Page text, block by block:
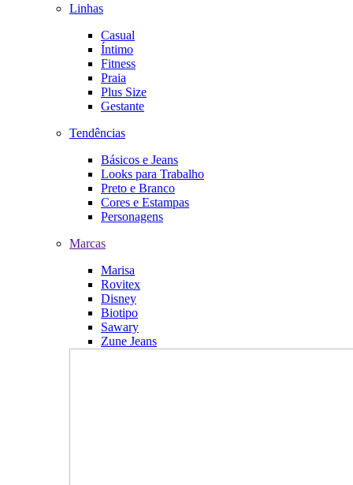
Linhas
Casual
Íntimo
Fitness
Praia
Plus Size
Gestante
Tendências
Básicos e Jeans
Looks para Trabalho
Preto e Branco
Cores e Estampas
Personagens
Marcas
Marisa
Rovitex
Disney
Biotipo
Sawary
Zune Jeans